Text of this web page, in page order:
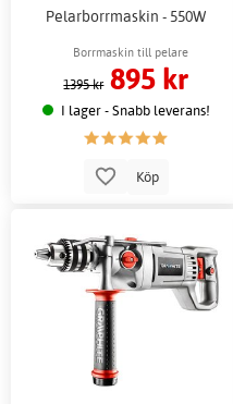
Pelarborrmaskin - 550W
Borrmaskin till pelare
1395 kr 895 kr
I lager - Snabb leverans!
Köp